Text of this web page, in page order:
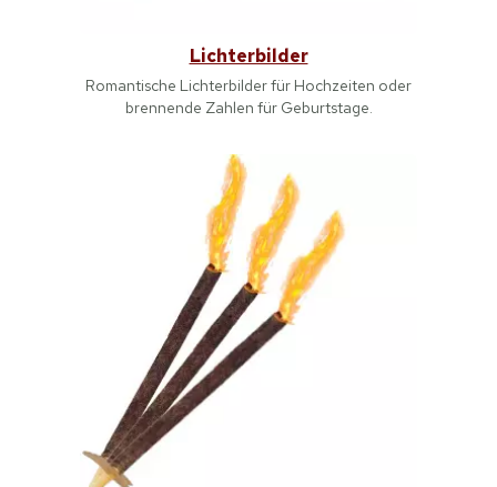
Lichterbilder
Romantische Lichterbilder für Hochzeiten oder
brennende Zahlen für Geburtstage.